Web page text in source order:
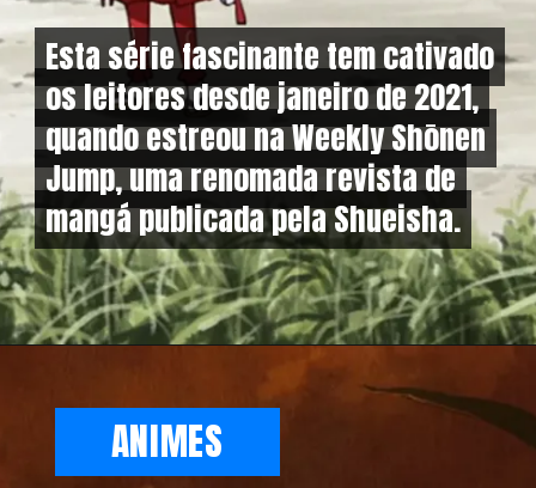
Esta série fascinante tem cativado
os leitores desde janeiro de 2021,
quando estreou na Weekly Shōnen
Jump, uma renomada revista de
mangá publicada pela Shueisha.
Esta série fascinante tem cativado
os leitores desde janeiro de 2021,
quando estreou na Weekly Shōnen
Jump, uma renomada revista de
mangá publicada pela Shueisha.
ANIMES